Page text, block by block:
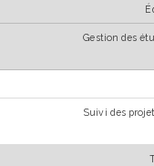
Gestion des
Suivi des